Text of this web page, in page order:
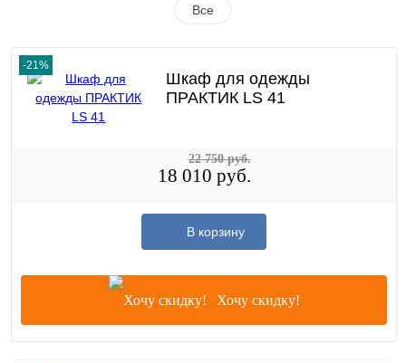
Все
-21%
Шкаф для одежды
ПРАКТИК LS 41
18 010 руб.
22 750 руб.
В корзину
Хочу скидку!